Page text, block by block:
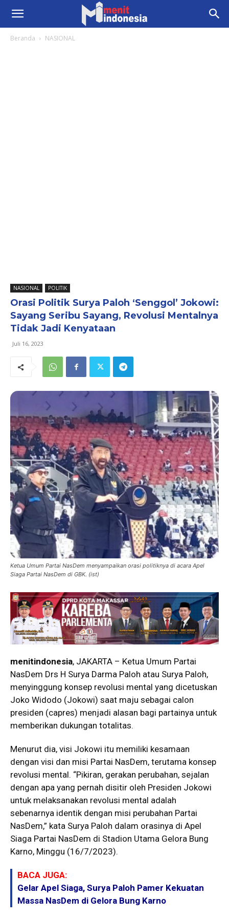
Beranda NASIONAL
NASIONAL POLITIK
Orasi Politik Surya Paloh ‘Senggol’ Jokowi:
Sayang Seribu Sayang, Revolusi Mentalnya
Tidak Jadi Kenyataan
Juli 16, 2023
Ketua Umum Partai NasDem menyampaikan orasi politiknya di acara Apel
Siaga Partai NasDem di GBK. (ist)
menitindonesia, JAKARTA – Ketua Umum Partai
NasDem Drs H Surya Darma Paloh atau Surya Paloh,
menyinggung konsep revolusi mental yang dicetuskan
Joko Widodo (Jokowi) saat maju sebagai calon
presiden (capres) menjadi alasan bagi partainya untuk
memberikan dukungan totalitas.
Menurut dia, visi Jokowi itu memiliki kesamaan
dengan visi dan misi Partai NasDem, terutama konsep
revolusi mental. “Pikiran, gerakan perubahan, sejalan
dengan apa yang pernah disitir oleh Presiden Jokowi
untuk melaksanakan revolusi mental adalah
sebenarnya identik dengan misi perubahan Partai
NasDem,” kata Surya Paloh dalam orasinya di Apel
Siaga Partai NasDem di Stadion Utama Gelora Bung
Karno, Minggu (16/7/2023).
BACA JUGA:
Gelar Apel Siaga, Surya Paloh Pamer Kekuatan
Massa NasDem di Gelora Bung Karno